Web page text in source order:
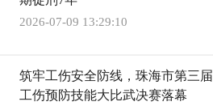
2026-07-09 13:29:10
筑牢工伤安全防线，珠海市第三届
工伤预防技能大比武决赛落幕